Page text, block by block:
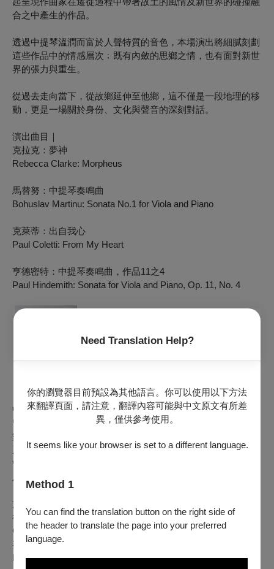
Need Translation Help?
你的瀏覽器目前預設為其他語言。你可以使用以下方法
來翻譯頁面，請注意，翻譯內容可能與中文原文有所差
異，僅供參考使用。
It seems like your browser is set to a different language.
Method 1
You can find the translation button on the right side of
the header to translate the page into your preferred
language.
合之中產生的作品。
透過中提琴溫潤而富於人聲特質的音色，本場演出將細膩刻劃
這些作品中的情感層次﹔既有內斂的思鄉之情，也有面對新世
界的張力與重生。
從過去走向當下，從故鄉延伸至他鄉，這不僅是一段地理的移
動，更是一場關於身份、文化與聲音的深刻對話。
演出曲目｜
克拉克：夢神
Rebecca Clarke: Morpheus
馬替努：中提琴奏鳴曲
Bohuslav Martinu: Sonata No.1 for Viola and Piano
克萊蒂：出自我心
Paul Coletti: From My Heart
亨德密特：中提琴奏鳴曲，作品11之4
Paul Hindemith: Sonata for Viola and Piano, Op. 11, No. 4
中提琴｜洪慈徽
留美中提琴家洪慈徽，出生於臺南市。在臺畢業於永福國小音
樂班，大成國中音樂班，臺南女中音樂班，臺北藝術大學音樂
系。曾師事張乃月，王麗雯，何君恆。在大學時積極參與奇美
管弦樂團及愚韻管弦樂團，在學期間多次獲得音樂比賽第一名
於美就讀美國辛辛那提大學附屬音樂院，以助理研究生身份獲
得全額獎學金及生活費就讀碩博士。師事Masao Kawasaki,
Catharine Carroll Lees。多次獲得學校協奏曲比賽及室內樂比
賽首獎，與學校樂團演出Hindemith Der Schwanendreher及
Mozart Sinfonia concertante K. 364。於就讀博士期間跟